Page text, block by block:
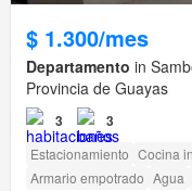
$ 1.300/mes
Departamento in
Provincia de Guayas
3 3
Estacionamiento Cocina
Armario empotrado Agua